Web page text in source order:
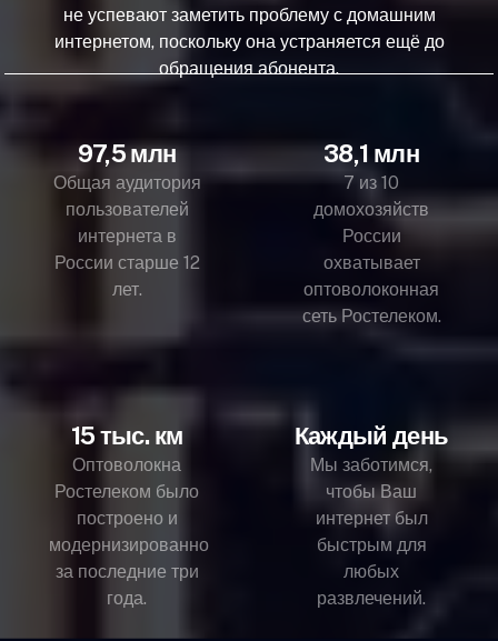
не успевают заметить проблему с домашним
интернетом, поскольку она устраняется ещё до
обращения абонента.
97,5 млн
Общая аудитория
пользователей
интернета в
России старше 12
лет.
38,1 млн
7 из 10
домохозяйств
России
охватывает
оптоволоконная
сеть Ростелеком.
15 тыс. км
Оптоволокна
Ростелеком было
построено и
модернизированно
за последние три
года.
Каждый день
Мы заботимся,
чтобы Ваш
интернет был
быстрым для
любых
развлечений.